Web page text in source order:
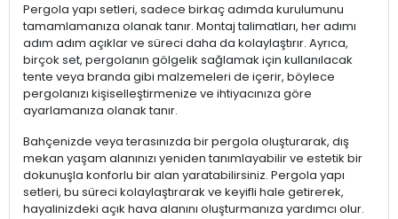
Pergola yapı setleri, sadece birkaç adımda kurulumunu
tamamlamanıza olanak tanır. Montaj talimatları, her adımı
adım adım açıklar ve süreci daha da kolaylaştırır. Ayrıca,
birçok set, pergolanın gölgelik sağlamak için kullanılacak
tente veya branda gibi malzemeleri de içerir, böylece
pergolanızı kişiselleştirmenize ve ihtiyacınıza göre
ayarlamanıza olanak tanır.
Bahçenizde veya terasınızda bir pergola oluşturarak, dış
mekan yaşam alanınızı yeniden tanımlayabilir ve estetik bir
dokunuşla konforlu bir alan yaratabilirsiniz. Pergola yapı
setleri, bu süreci kolaylaştırarak ve keyifli hale getirerek,
hayalinizdeki açık hava alanını oluşturmanıza yardımcı olur.